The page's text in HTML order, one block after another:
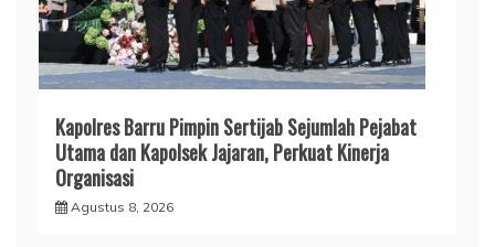
Kapolres Barru Pimpin Sertijab Sejumlah Pejabat
Utama dan Kapolsek Jajaran, Perkuat Kinerja
Organisasi
Agustus 8, 2026